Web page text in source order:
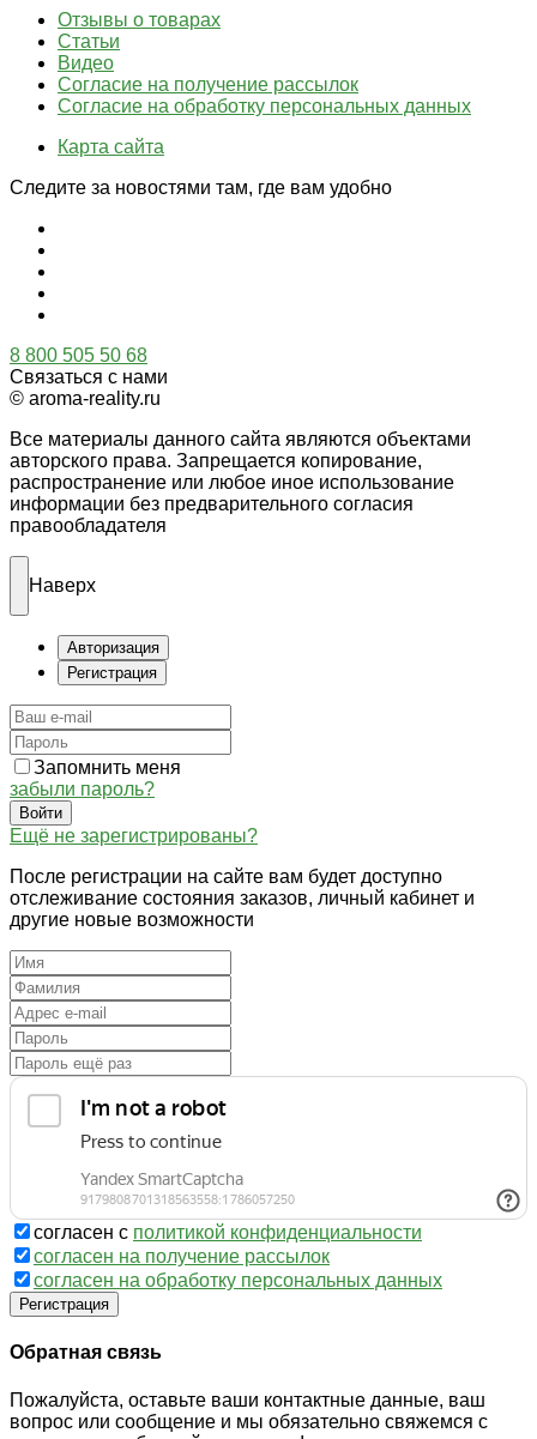
Отзывы о товарах
Статьи
Видео
Согласие на получение рассылок
Согласие на обработку персональных данных
Карта сайта
Следите за новостями там, где вам удобно
8 800 505 50 68
Связаться с нами
© aroma-reality.ru
Все материалы данного сайта являются объектами
авторского права. Запрещается копирование,
распространение или любое иное использование
информации без предварительного согласия
правообладателя
Наверх
Авторизация
Регистрация
Запомнить меня
забыли пароль?
Войти
Ещё не зарегистрированы?
После регистрации на сайте вам будет доступно
отслеживание состояния заказов, личный кабинет и
другие новые возможности
согласен с политикой конфиденциальности
согласен на получение рассылок
согласен на обработку персональных данных
Регистрация
Обратная связь
Пожалуйста, оставьте ваши контактные данные, ваш
вопрос или сообщение и мы обязательно свяжемся с